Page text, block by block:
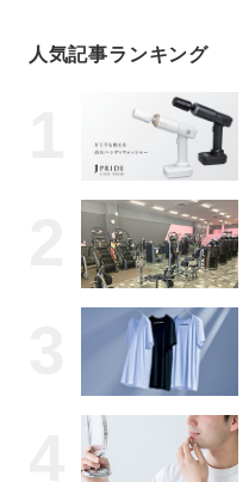
人気記事ランキング